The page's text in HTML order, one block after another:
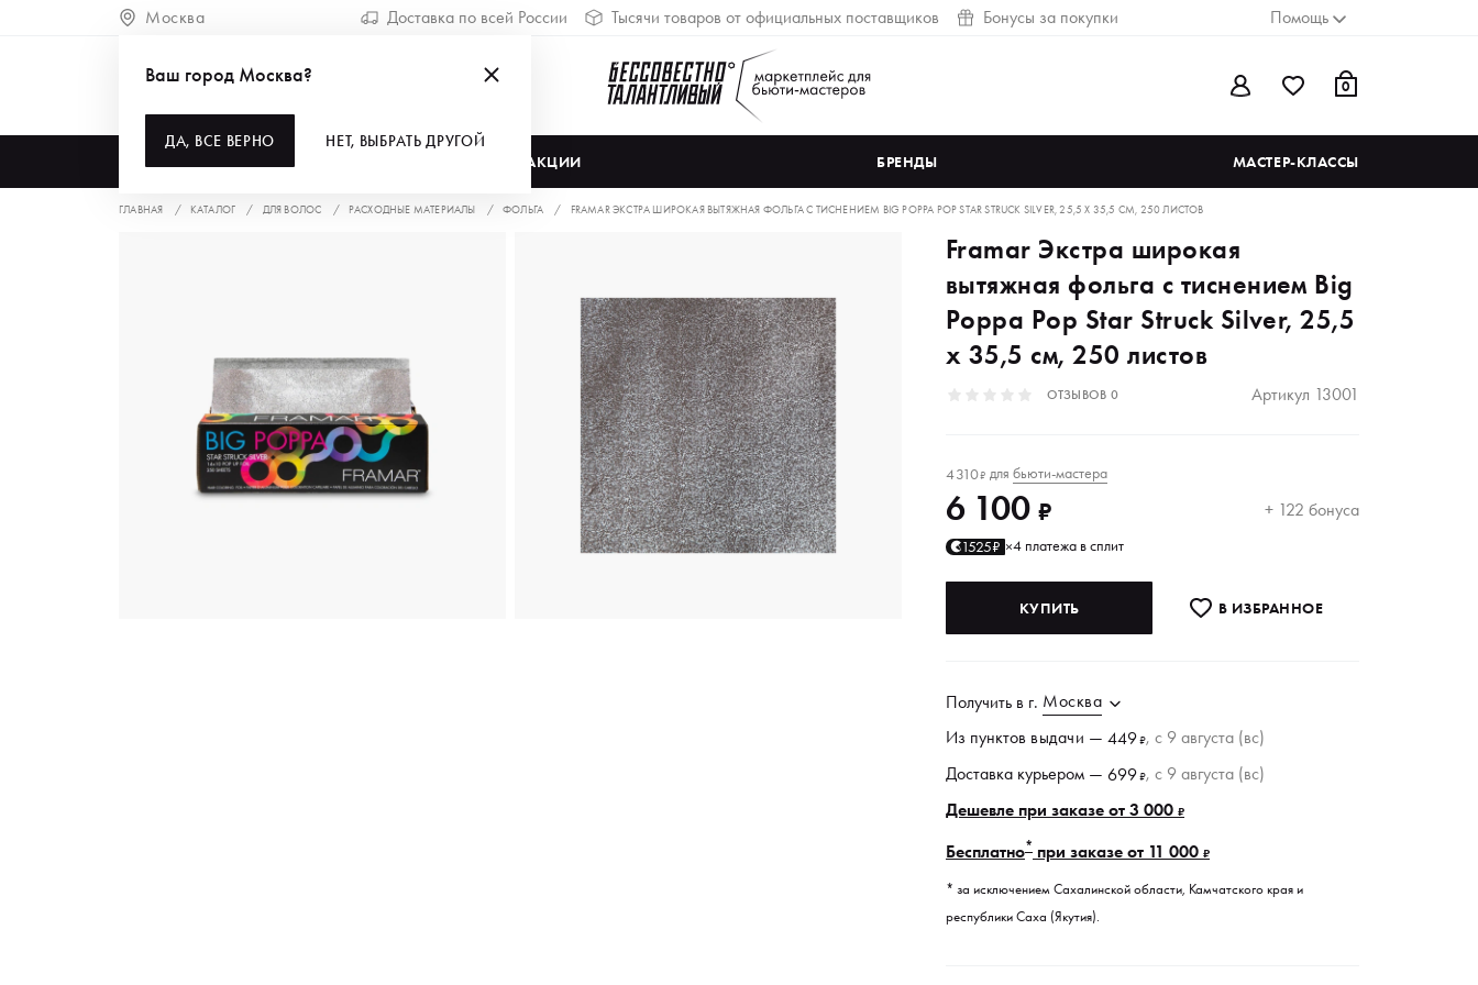
Москва Доставка по всей России Тысячи товаров от официальных поставщиков Бонусы за покупки Помощь
0
АКЦИИ БРЕНДЫ МАСТЕР-КЛАССЫ
Ваш город Москва?
ДА, ВСЕ ВЕРНО НЕТ, ВЫБРАТЬ ДРУГОЙ
ГЛАВНАЯ КАТАЛОГ ДЛЯ ВОЛОС РАСХОДНЫЕ МАТЕРИАЛЫ ФОЛЬГА FRAMAR ЭКСТРА ШИРОКАЯ ВЫТЯЖНАЯ ФОЛЬГА С ТИСНЕНИЕМ BIG POPPA POP STAR STRUCK SILVER, 25,5 Х 35,5 СМ, 250 ЛИСТОВ
Framar Экстра широкая
вытяжная фольга с тиснением Big
Poppa Pop Star Struck Silver, 25,5
х 35,5 см, 250 листов
ОТЗЫВОВ 0 Артикул 13001
4 310₽ для бьюти-мастера
6 100 ₽ + 122 бонуса
1525₽ ×4 платежа в сплит
КУПИТЬ В ИЗБРАННОE
Получить в г. Москва
Из пунктов выдачи —449₽, c 9 августа (вс)
Доставка курьером —699₽, c 9 августа (вс)
Дешевле при заказе от 3 000₽
Бесплатно* при заказе от 11 000₽
* за исключением Сахалинской области, Камчатского края и
республики Саха (Якутия).